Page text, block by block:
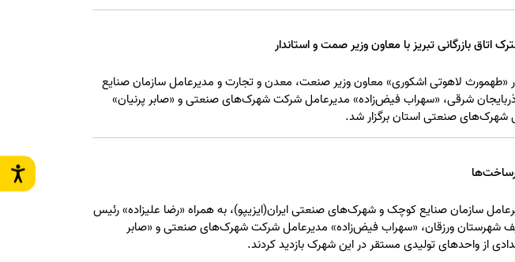
بازرگانی تبریز با معاون وزیر صمت و استاندار
«طهمورث لاهوتی اشکوری» معاون وزیر صنعت، معدن و تجارت و مدیرعامل سازمان صنایع
شرقی، «سهراب فیض‌زاده» مدیرعامل شرکت شهرک‌های صنعتی و «صابر پرنیان»
صنعتی استان برگزار شد.
سازمان صنایع کوچک و شهرک‌های صنعتی ایران(ایزیپو)، به همراه «رضا علیزاده» رئیس
شهرستان ورزقان، «سهراب فیض‌زاده» مدیرعامل شرکت شهرک‌های صنعتی و «صابر
از واحدهای تولیدی مستقر در این شهرک بازدید کردند.